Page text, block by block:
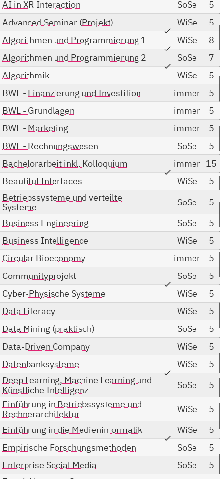
AI in XR Interaction
SoSe
5
Advanced Seminar (Projekt)
check
WiSe
5
Algorithmen und Programmierung 1
check
WiSe
8
Algorithmen und Programmierung 2
check
SoSe
7
Algorithmik
WiSe
5
BWL - Finanzierung und Investition
immer
5
BWL - Grundlagen
immer
5
BWL - Marketing
immer
5
BWL - Rechnungswesen
SoSe
5
Bachelorarbeit inkl. Kolloquium
check
immer 15
Beautiful Interfaces
WiSe
5
Betriebssysteme und verteilte
Systeme
SoSe
5
Business Engineering
SoSe
5
Business Intelligence
WiSe
5
Circular Bioeconomy
immer
5
Communityprojekt
check
SoSe
5
Cyber-Physische Systeme
WiSe
5
Data Literacy
WiSe
5
Data Mining (praktisch)
SoSe
5
Data-Driven Company
WiSe
5
Datenbanksysteme
check
WiSe
5
Deep Learning, Machine Learning und
Künstliche Intelligenz
SoSe
5
Einführung in Betriebssysteme und
Rechnerarchitektur
WiSe
5
Einführung in die Medieninformatik
check
WiSe
5
Empirische Forschungsmethoden
SoSe
5
Enterprise Social Media
SoSe
5